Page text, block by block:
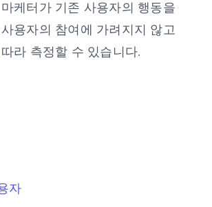
케터가 기존 사용자의 행동을
용자의 참여에 가려지지 않고
라 측정할 수 있습니다.
자